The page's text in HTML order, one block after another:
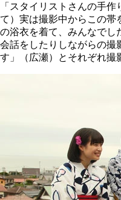
「スタイリストさんの手
て）実は撮影中からこの帯
の浴衣を着て、みんなでし
会話をしたりしながらの撮
す」（広瀬）とそれぞれ撮